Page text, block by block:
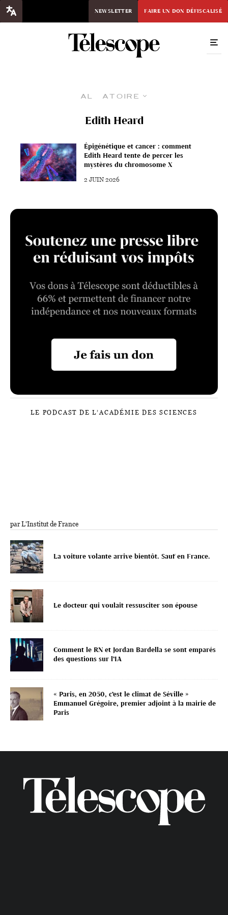
NEWSLETTER FAIRE UN DON DÉFISCALISÉ
Aléatoire
Edith Heard
Épigénétique et cancer : comment
Edith Heard tente de percer les
mystères du chromosome X
2 JUIN 2026
LE PODCAST DE L’ACADÉMIE DES SCIENCES
par L'Institut de France
La voiture volante arrive bientôt. Sauf en France.
Le docteur qui voulait ressusciter son épouse
Comment le RN et Jordan Bardella se sont emparés
des questions sur l’IA
« Paris, en 2050, c’est le climat de Séville »
Emmanuel Grégoire, premier adjoint à la mairie de
Paris